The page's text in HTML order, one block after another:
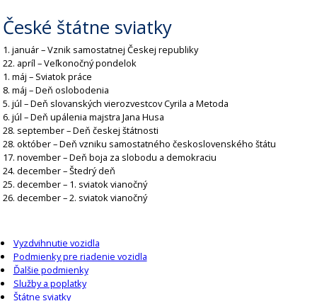
České štátne sviatky
1. január – Vznik samostatnej Českej republiky
22. apríl – Veľkonočný pondelok
1. máj – Sviatok práce
8. máj – Deň oslobodenia
5. júl – Deň slovanských vierozvestcov Cyrila a Metoda
6. júl – Deň upálenia majstra Jana Husa
28. september – Deň českej štátnosti
28. október – Deň vzniku samostatného československého štátu
17. november – Deň boja za slobodu a demokraciu
24. december – Štedrý deň
25. december – 1. sviatok vianočný
26. december – 2. sviatok vianočný
Vyzdvihnutie vozidla
Podmienky pre riadenie vozidla
Ďalšie podmienky
Služby a poplatky
Štátne sviatky